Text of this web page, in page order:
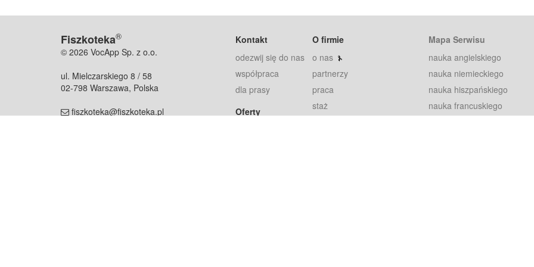
Fiszkoteka®
© 2026 VocApp Sp. z o.o.
ul. Mielczarskiego 8 / 58
02-798 Warszawa, Polska
fiszkoteka@fiszkoteka.pl
Kontakt
odezwij się do nas
współpraca
dla prasy
Oferty
O firmie
o nas
partnerzy
praca
staż
Mapa Serwisu
nauka angielskiego
nauka niemieckiego
nauka hiszpańskiego
nauka francuskiego